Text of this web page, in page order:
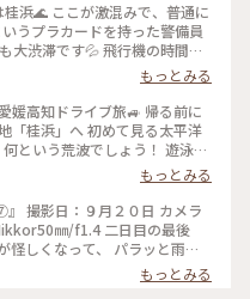
浜🌊 ここが激混みで、普通に
うプラカードを持った警備員
大渋滞です💦 飛行機の時間も
きない… そこで頼ったのが、
のナビで検索すると、所要時
ってみることに… 完全に地元
むと、10分で駐車場に入れま
浜を散策🐾 崖の上の神社にも
で断念💦 坂本龍馬像も断念で
り🌊 砂浜の砂も独特な感じで
お土産を買いにました🛍️ お土産
は高知駅周辺に向かいます🚗
と一緒 #ことりっぷ高知 #秋
もっとみる
媛高知ドライブ旅🚙 帰る前に
「桂浜」へ 初めて見る太平洋
何という荒波でしょう！ 遊泳禁
波ですね🏄🏻 どこまでも続く
う 押し寄せる波の高さは迫力
ち際にいる人が 波にのまれそ
ダイナミックで美しい土佐
ました💕 土佐の海 目に焼き付
こと
内海を渡る旅 #四国へ #土佐
もっとみる
ラ
/f1.4 二日目の最後
怪しくなって、 パラッと雨が
る前に見学できてよかったで
もっとみる